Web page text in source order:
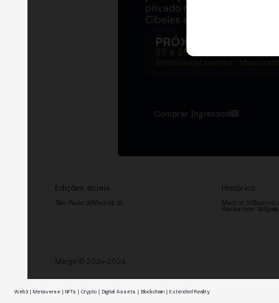
privado na Bolsa de Madrid,
Cibeles e o networking que
PRÓXIMA EDIÇÃO →
27 a 29 de outubro de 2026
Institutional summit · Main
Comprar Ingressos
Edições atuais
São Paulo '26 Madrid '26
Histórico
Madrid '25Buenos
Hackathon '26
Merge © 2024-2026
Web3 | Metaverse | NFTs | Crypto | Digital Assets | Blockchain | Extended Reality